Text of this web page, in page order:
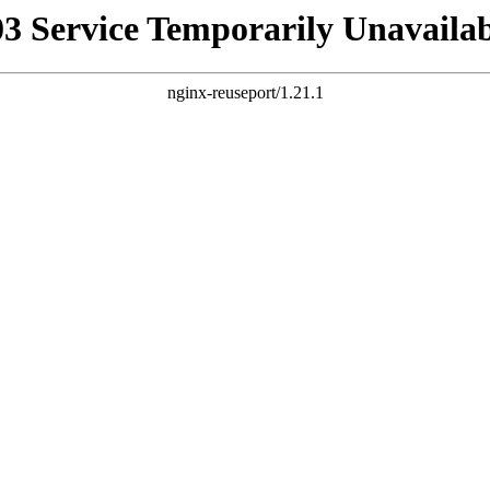
Service Temporarily
nginx-reuseport/1.21.1